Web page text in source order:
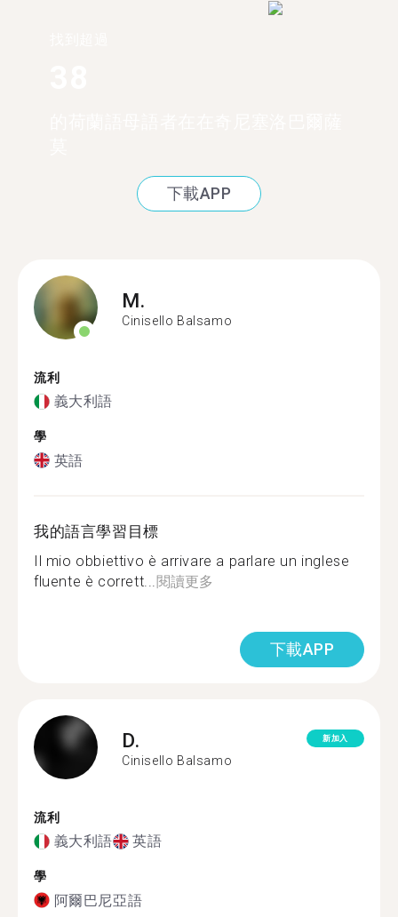
下載APP
M.
Cinisello Balsamo
流利
義大利語
學
英語
我的語言學習目標
Il mio obbiettivo è arrivare a parlare un inglese
fluente è corrett... 閱讀更多
下載APP
D.
Cinisello Balsamo
新加入
流利
義大利語 英語
學
阿爾巴尼亞語